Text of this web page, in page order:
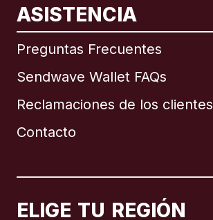
ASISTENCIA
Preguntas Frecuentes
Sendwave Wallet FAQs
Reclamaciones de los clientes
Contacto
ELIGE TU REGIÓN
Internacional
Brasil